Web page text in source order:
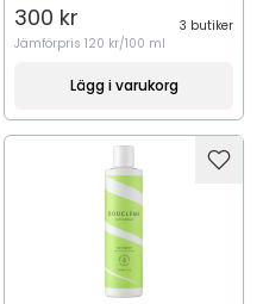
300 kr
3 butiker
Jämförpris 120 kr/100 ml
Lägg i varukorg